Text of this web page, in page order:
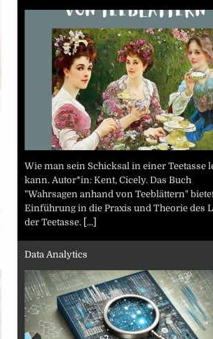
Wie man sein Schicksal in einer Teetasse
kann. Autor*in: Kent, Cicely. Das Buch
"Wahrsagen anhand von Teeblättern"
Einführung in die Praxis und Theorie des
der Teetasse. [...]
Data Analytics